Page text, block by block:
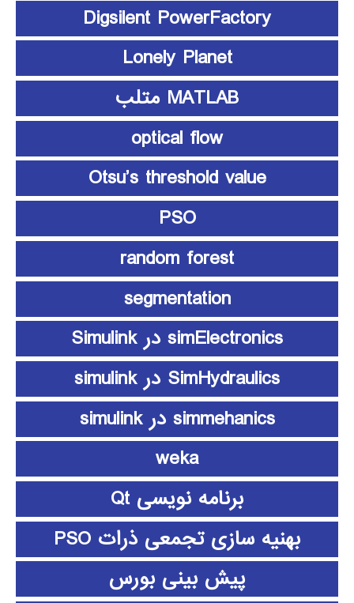
Digsilent PowerFactory
Lonely Planet
MATLAB متلب
optical flow
Otsu’s threshold value
PSO
random forest
segmentation
simElectronics در Simulink
SimHydraulics در simulink
simmehanics در simulink
weka
برنامه نویسی Qt
بهنیه سازی تجمعی ذرات PSO
پیش بینی بورس